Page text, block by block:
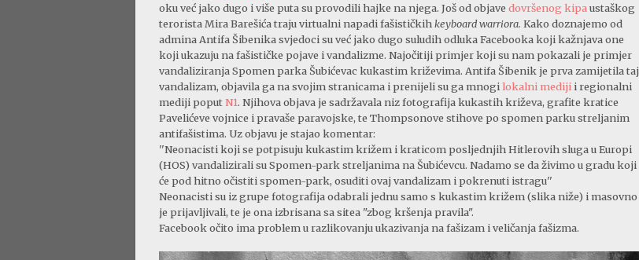
oku već jako dugo i više puta su provodili hajke na njega. Još od objave dovršenog kipa ustaškog
terorista Mira Barešića traju virtualni napadi fašističkih keyboard warriora. Kako doznajemo od
admina Antifa Šibenika svjedoci su već jako dugo suludih odluka Facebooka koji kažnjava one
koji ukazuju na fašističke pojave i vandalizme. Najočitiji primjer koji su nam pokazali je primjer
vandaliziranja Spomen parka Šubićevac kukastim križevima. Antifa Šibenik je prva zamijetila taj
vandalizam, objavila ga na svojim stranicama i prenijeli su ga mnogi lokalni mediji i regionalni
mediji poputN1. Njihova objava je sadržavala niz fotografija kukastih križeva, grafite kratice
Pavelićeve vojnice i pravaše paravojske, te Thompsonove stihove po spomen parku streljanim
antifašistima. Uz objavu je stajao komentar:
''Neonacisti koji se potpisuju kukastim križem i kraticom posljednjih Hitlerovih sluga u Europi
(HOS) vandalizirali su Spomen-park streljanima na Šubićevcu. Nadamo se da živimo u gradu koji
će pod hitno očistiti spomen-park, osuditi ovaj vandalizam i pokrenuti istragu''
Neonacisti su iz grupe fotografija odabrali jednu samo s kukastim križem (slika niže) i masovno
je prijavljivali, te je ona izbrisana sa sitea "zbog kršenja pravila".
Facebook očito ima problem u razlikovanju ukazivanja na fašizam i veličanja fašizma.